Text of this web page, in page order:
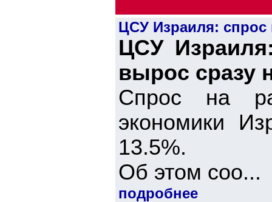
ЦСУ Израиля: спрос
ЦСУ
вырос сразу
Спрос на
экономики
13.5%.
Об этом соо...
подробнее